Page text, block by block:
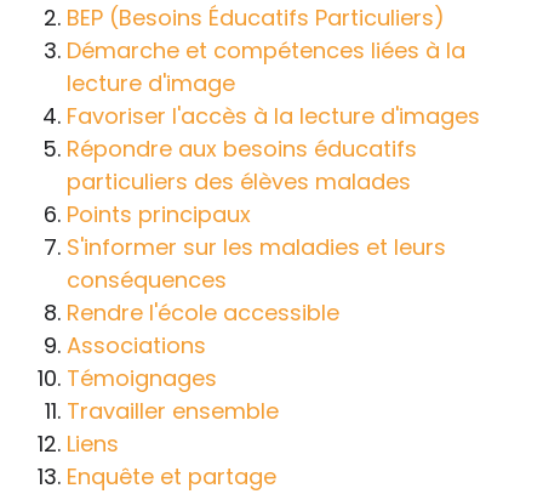
diagnostic en tant que tel.
Cette information doit être adaptée par
chacun, dans le respect de l’individu en
particulier, enfant et adulte, et prendre en
compte la variabilité d’une même
maladie ou handicap selon chaque
enfant.
La consultation d’informations sur un site
web n’exonère personne de ses
responsabilités professionnelles, civiles
et pénales. Les personnes qui
s'inspireront des éléments publiés sur le
site « Tous à l'école » dans leur action
BEP (Besoins Éducatifs Particuliers)
Démarche et compétences liées à la
lecture d'image
Favoriser l'accès à la lecture d'images
Répondre aux besoins éducatifs
particuliers des élèves malades
Points principaux
S'informer sur les maladies et leurs
conséquences
Rendre l'école accessible
Associations
Témoignages
Travailler ensemble
Liens
Enquête et partage